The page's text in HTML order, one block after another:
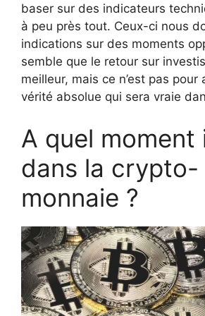
baser sur des indicateurs
à peu près tout. Ceux-ci nous
indications sur des moments
semble que le retour sur
meilleur, mais ce n’est pas pour
vérité absolue qui sera vraie
A quel moment
dans la crypto-
monnaie ?